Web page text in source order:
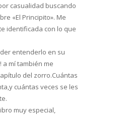
casualidad buscando
«El Principito». Me
identificada con lo que
entenderlo en su
a mí también me
del zorro.Cuántas
cuántas veces se les
muy especial,